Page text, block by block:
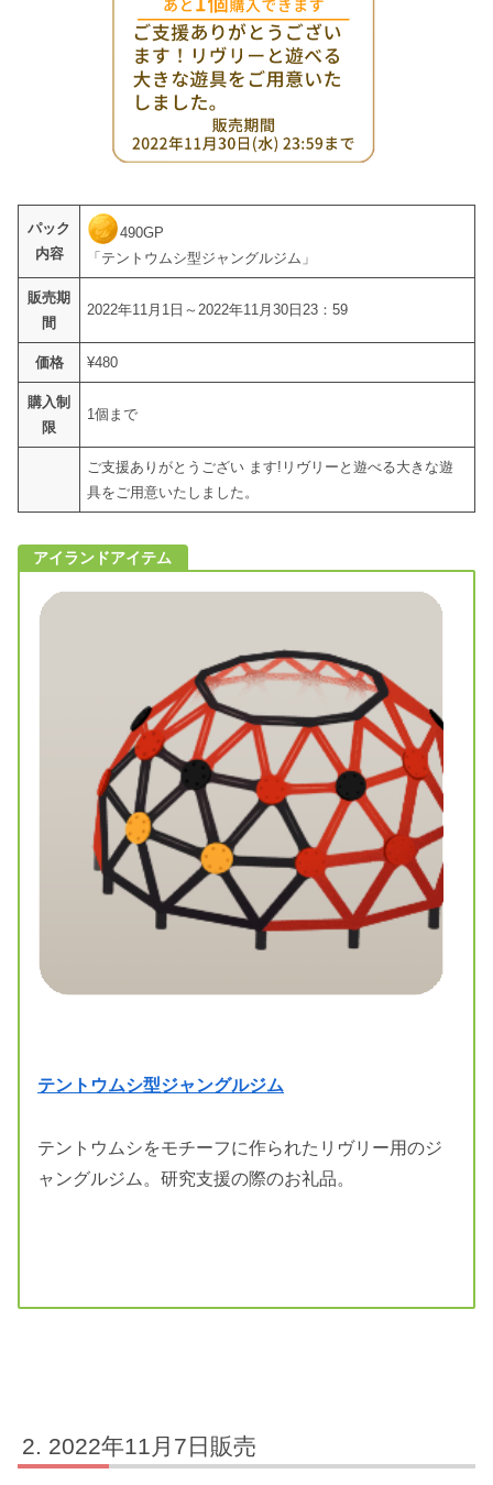
パック
内容
490GP
「テントウムシ型ジャングルジム」
販売期
間
2022年11月1日～2022年11月30日23：59
価格 ¥480
購入制
限
1個まで
ご支援ありがとうござい ます!リヴリーと遊べる大きな遊
具をご用意いたしました。
アイランドアイテム
テントウムシ型ジャングルジム
テントウムシをモチーフに作られたリヴリー用のジ
ャングルジム。研究支援の際のお礼品。
2022年11月7日販売